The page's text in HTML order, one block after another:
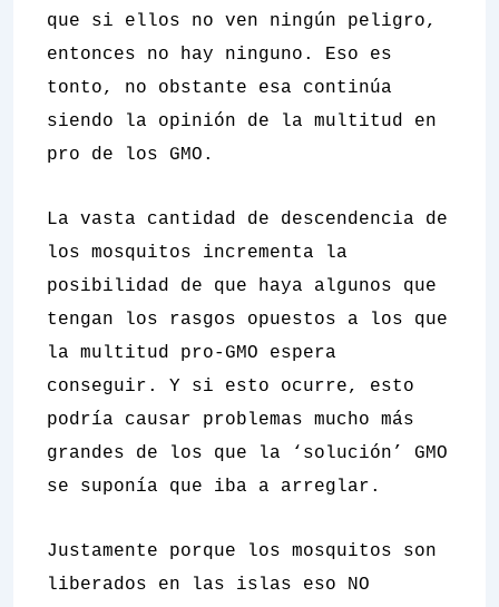
que si ellos no ven ningún peligro,
entonces no hay ninguno. Eso es
tonto, no obstante esa continúa
siendo la opinión de la multitud en
pro de los GMO.
La vasta cantidad de descendencia de
los mosquitos incrementa la
posibilidad de que haya algunos que
tengan los rasgos opuestos a los que
la multitud pro-GMO espera
conseguir. Y si esto ocurre, esto
podría causar problemas mucho más
grandes de los que la ‘solución’ GMO
se suponía que iba a arreglar.
Justamente porque los mosquitos son
liberados en las islas eso NO